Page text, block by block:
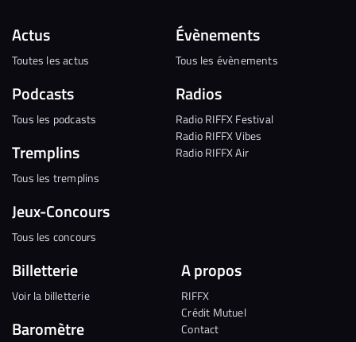
Actus
Toutes les actus
Podcasts
Tous les podcasts
Tremplins
Tous les tremplins
Jeux-Concours
Tous les concours
Évènements
Tous les évènements
Radios
Radio RIFFX Festival
Radio RIFFX Vibes
Radio RIFFX Air
Billetterie
Voir la billetterie
Baromètre
A propos
RIFFX
Crédit Mutuel
Contact